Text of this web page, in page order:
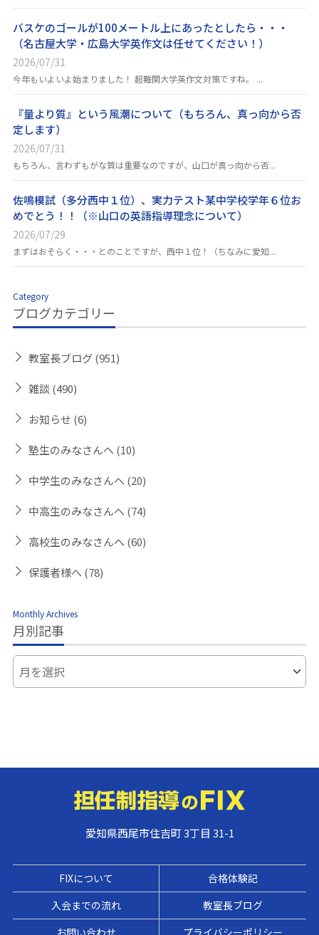
バスケのゴールが100メートル上にあったとしたら・・・
（名古屋大学・広島大学英作文は任せてください！）
2026/07/31
今年もいよいよ始まりました！ 超難関大学英作文対策ですね。 ...
『量より質』という風潮について（もちろん、真っ向から否
定します）
2026/07/31
もちろん、言わずもがな質は重要なのですが、山口が真っ向から否...
佐鳴模試（多分西中１位）、実力テスト某中学校学年６位お
めでとう！！（※山口の英語指導理念について）
2026/07/29
まずはおそらく・・・とのことですが、西中１位！（ちなみに愛知...
Category
ブログカテゴリー
教室長ブログ(951)
雑談(490)
お知らせ (6)
塾生のみなさんへ (10)
中学生のみなさんへ (20)
中高生のみなさんへ (74)
高校生のみなさんへ (60)
保護者様へ (78)
Monthly Archives
月別記事
愛知県西尾市住吉町 3丁目 31-1
FIXについて
合格体験記
入会までの流れ
教室長ブログ